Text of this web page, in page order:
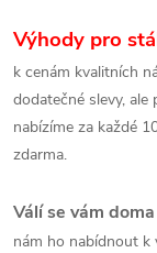
Výhody pro
k cenám kvalitních
dodatečné slevy, ale
nabízíme za každé
zdarma.
Válí se vám
nám ho nabídnout